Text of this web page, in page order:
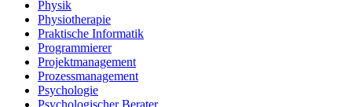
Physik
Physiotherapie
Praktische Informatik
Programmierer
Projektmanagement
Prozessmanagement
Psychologie
Psychologischer Berater